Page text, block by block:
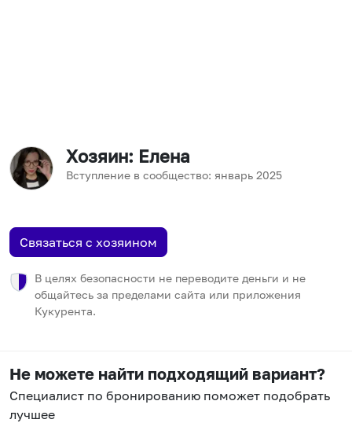
Хозяин: Елена
Вступление в сообщество: январь 2025
Связаться с хозяином
В целях безопасности не переводите деньги и не
общайтесь за пределами сайта или приложения
Кукурента.
Не можете найти подходящий вариант?
Специалист по бронированию поможет подобрать
лучшее